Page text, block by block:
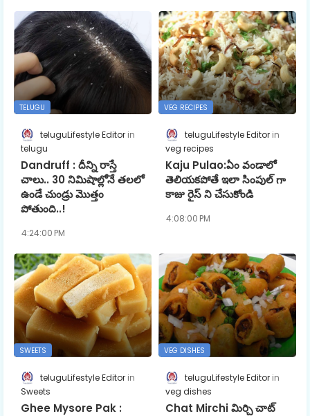
TELUGU
teluguLifestyle Editor
telugu
Dandruff : దీన్ని రాస్తే
చాలు.. 30 నిమిషాల్లోనే త‌ల‌లో
ఉండే చుండ్రు మొత్తం
పోతుంది..!
4:24:00 PM
VEG RECIPES
teluguLifestyle Editor
veg recipes
Kaju Pulao:ఏం వండాలో
తెలియకపోతే ఇలా సింపుల్ గా
కాజు రైస్ ని చేసుకోండి
4:08:00 PM
SWEETS
teluguLifestyle Editor
Sweets
Ghee Mysore Pak :
VEG DISHES
teluguLifestyle Editor
veg dishes
Chat Mirchi మిర్చి చాట్